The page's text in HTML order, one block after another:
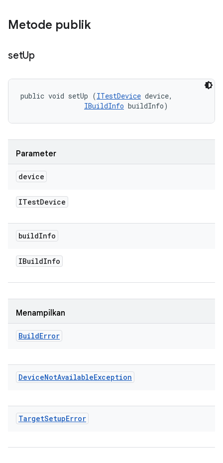
Metode publik
setUp
public void setUp (ITestDevice device,
IBuildInfo buildInfo)
Parameter
device
ITestDevice
buildInfo
IBuildInfo
Menampilkan
BuildError
DeviceNotAvailableException
TargetSetupError